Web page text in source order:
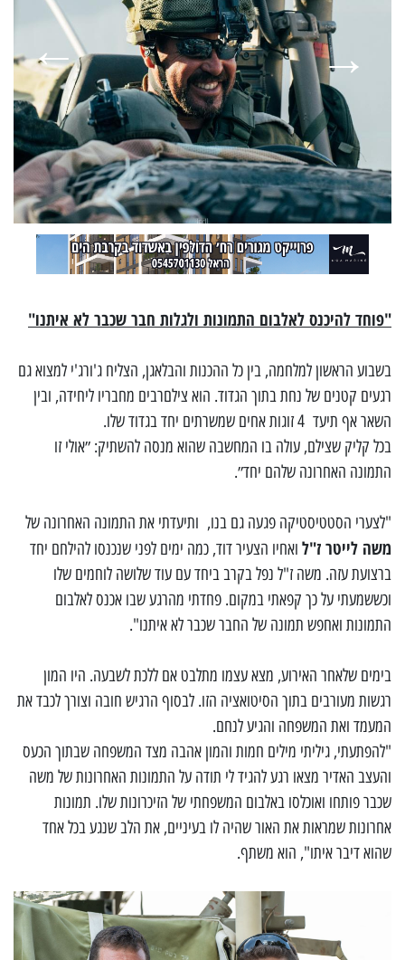
"פוחד להיכנס לאלבום התמונות ולגלות חבר שכבר לא איתנו"
בשבוע הראשון למלחמה, בין כל ההכנות והבלאגן, הצליח ג'ורג'י למצוא גם
רגעים קטנים של נחת בתוך הגדוד. הוא צילםרבים מחבריו ליחידה, ובין
השאר אף תיעד 4 זוגות אחים שמשרתים יחד בגדוד שלו.
בכל קליק שצילם, עולה בו המחשבה שהוא מנסה להשתיק: ״אולי זו
התמונה האחרונה שלהם יחד״.
"לצערי הסטטיסטיקה פגעה גם בנו, ותיעדתי את התמונה האחרונה של
משה לייטר ז"ל ואחיו הצעיר דוד, כמה ימים לפני שנכנסו להילחם יחד
ברצועת עזה. משה ז"ל נפל בקרב ביחד עם עוד שלושה לוחמים שלו
וכששמעתי על כך קפאתי במקום. פחדתי מהרגע שבו אכנס לאלבום
התמונות ואחפש תמונה של החבר שכבר לא איתנו".
בימים שלאחר האירוע, מצא עצמו מתלבט אם ללכת לשבעה. היו המון
רגשות מעורבים בתוך הסיטואציה הזו. לבסוף הרגיש חובה וצורך לכבד את
המעמד ואת המשפחה והגיע לנחם.
"להפתעתי, גיליתי מילים חמות והמון אהבה מצד המשפחה שבתוך הכעס
והעצב האדיר מצאו רגע להגיד לי תודה על התמונות האחרונות של משה
שכבר פותחו ואוכלסו באלבום המשפחתי של הזיכרונות שלו. תמונות
אחרונות שמראות את האור שהיה לו בעיניים, את הלב שנגע בכל אחד
שהוא דיבר איתו", הוא משתף.